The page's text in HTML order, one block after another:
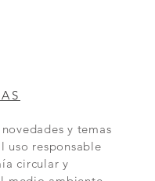
y temas
uso responsable
circular y